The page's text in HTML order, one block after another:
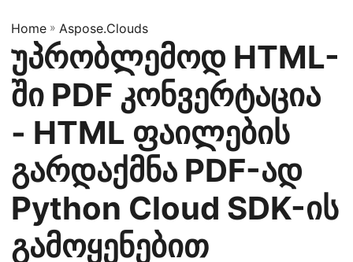
a
v
i
g
t
i
o
n
Home » Aspose.Clouds
უპრობლემოდ HTML-
ში PDF კონვერტაცია
- HTML ფაილების
გარდაქმნა PDF-ად
Python Cloud SDK-ის
გამოყენებით